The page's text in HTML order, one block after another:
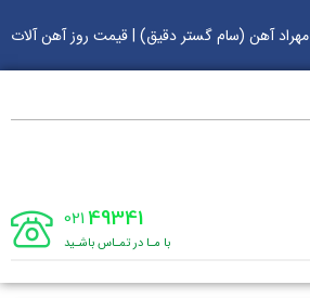
مهراد آهن (سام گستر دقیق) | قیمت روز آهن آلات
49341
021
با مـا در تمـاس باشـید